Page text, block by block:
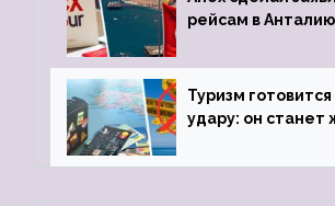
рейсам в Анталию
Туризм
удару: он станет